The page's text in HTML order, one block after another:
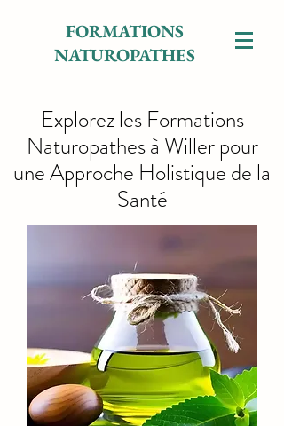
FORMATIONS
NATUROPATHES
Explorez les Formations
Naturopathes à Willer pour
une Approche Holistique de la
Santé